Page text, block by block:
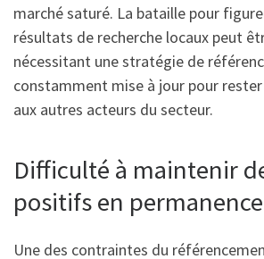
marché saturé. La bataille pour
résultats de recherche locaux peut
nécessitant une stratégie de
constamment mise à jour pour
aux autres acteurs du secteur.
Difficulté à maintenir
positifs en permanence
Une des contraintes du